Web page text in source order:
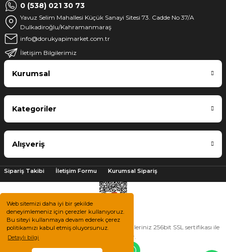
Web sitemizi daha iyi bir şekilde
deneyimlemeniz için çerezler kullanıyoruz.
Bu siteyi kullanmaya devam ederek çerez
politikamızı kabul etmiş oluyorsunuz.
Detaylı bilgi
0 (538) 021 30 73
Yavuz Selim Mahallesi Küçük Sanayi Sitesi 73. Cadde No 37/A
Dulkadiroğlu/Kahramanmaraş
info@dorukyapimarket.com.tr
İletişim Bilgilerimiz
Kurumsal
Kategoriler
Alışveriş
Sipariş Takibi İletişim Formu Kurumsal Sipariş
2025 © Tüm hakları saklıdır. Kredi kartı bilgileriniz 256bit SSL sertifikası ile
korunmaktadır.